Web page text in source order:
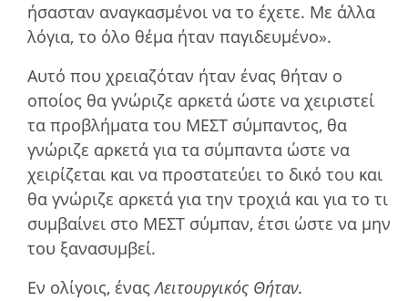
ήσασταν αναγκασµένοι να το έχετε. Με άλλα
λόγια, το όλο θέµα ήταν παγιδευµένο».
Αυτό που χρειαζόταν ήταν ένας θήταν ο
οποίος θα γνώριζε αρκετά ώστε να χειριστεί
τα προβλήµατα του ΜΕΣΤ σύµπαντος, θα
γνώριζε αρκετά για τα σύµπαντα ώστε να
χειρίζεται και να προστατεύει το δικό του και
θα γνώριζε αρκετά για την τροχιά και για το τι
συµβαίνει στο ΜΕΣΤ σύµπαν, έτσι ώστε να µην
του ξανασυµβεί.
Εν ολίγοις, έναςΛειτουργικός Θήταν.